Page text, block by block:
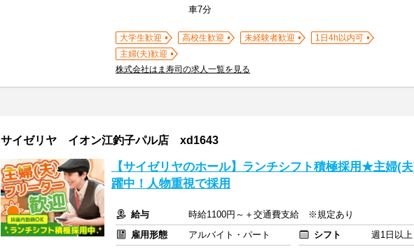
車7分
大学生歓迎 高校生歓迎 未経験者歓迎
1日4h以内可
主婦(夫)歓迎
株式会社はま寿司の求人一覧を見る
サイゼリヤ イオン江釣子パル店 xd1643
【サイゼリヤのホール】ランチシフト積極採用★主婦(
躍中！人物重視で採用
給与
時給1100円～＋交通費支給 ※規定あり
雇用形態
アルバイト・パート シフト
週1日以